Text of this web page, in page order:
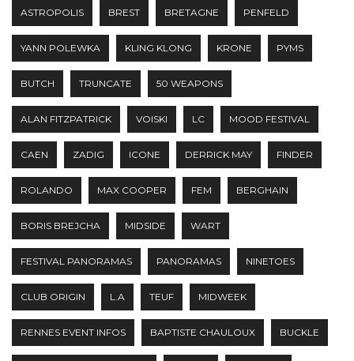
ASTROPOLIS BREST BRETAGNE PENFELD
YANN POLEWKA KLING KLONG KRONE PYMS
BUTCH TRUNCATE 50 WEAPONS
ALAN FITZPATRICK VOISKI LC MOOD FESTIVAL
CAEN ZADIG ICONE DERRICK MAY FINDER
ROLANDO MAX COOPER FEM BERGHAIN
BORIS BREJCHA MIDSIDE WART
FESTIVAL PANORAMAS PANORAMAS NINETOES
CLUB ORIGIN L.A TEUF MIDWEEK
RENNES EVENT INFOS BAPTISTE CHAULOUX BUCKLE